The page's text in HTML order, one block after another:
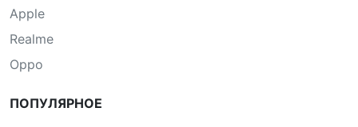
Apple
Realme
Oppo
ПОПУЛЯРНОЕ